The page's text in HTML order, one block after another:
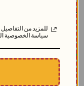
قميص من الكريب
0
SKU: 12584-tiffany-striped-2
الوصف
قميص نسائي خروج شيك
♢ مصنوع من خام الكريب الفاخر
للمزيد من
سياسة الخصوصية